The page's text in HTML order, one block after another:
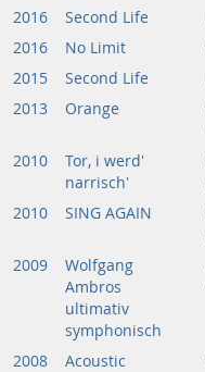
2016
Second Life
2016
No Limit
2015
Second Life
2013
Orange
2010
Tor, i werd'
narrisch'
2010 SING AGAIN
2009
Wolfgang
Ambros
ultimativ
symphonisch
2008 Acoustic